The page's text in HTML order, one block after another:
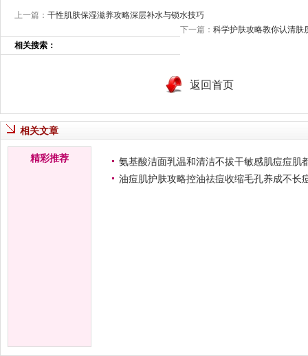
上一篇： 干性肌肤保湿滋养攻略深层补水与锁水技巧
下一篇： 科学护肤攻略教你认清肤
相关搜索：
返回首页
相关文章
精彩推荐
氨基酸洁面乳温和清洁不拔干敏感肌痘痘肌
油痘肌护肤攻略控油祛痘收缩毛孔养成不长